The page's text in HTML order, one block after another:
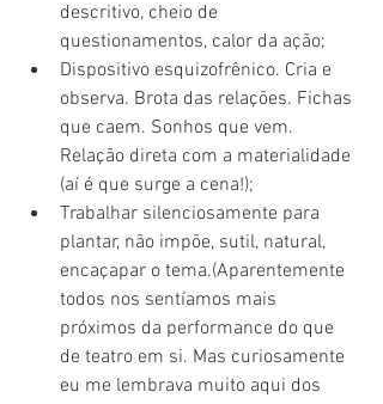
descritivo, cheio de
questionamentos, calor da ação;
Dispositivo esquizofrênico. Cria e
observa. Brota das relações. Fichas
que caem. Sonhos que vem.
Relação direta com a materialidade
(aí é que surge a cena!);
Trabalhar silenciosamente para
plantar, não impõe, sutil, natural,
encaçapar o tema.(Aparentemente
todos nos sentíamos mais
próximos da performance do que
de teatro em si. Mas curiosamente
eu me lembrava muito aqui dos